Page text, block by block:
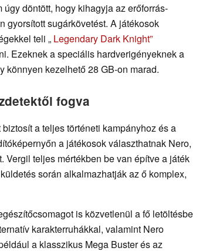
döntött, hogy kihagyja az erőforrás-
gyorsított sugárkövetést. A játékosok
teli „ Legendary Dark Knight”
Ezeknek a speciális hardverigényeknek a
könnyen kezelhető 28 GB-on marad.
fogva
a teljes történeti kampányhoz és a
a játékosok választhatnak Nero,
Vergil teljes mértékben be van építve a játék
során alkalmazhatják az ő komplex,
is közvetlenül a fő letöltésbe
karakterruhákkal, valamint Nero
a klasszikus Mega Buster és az